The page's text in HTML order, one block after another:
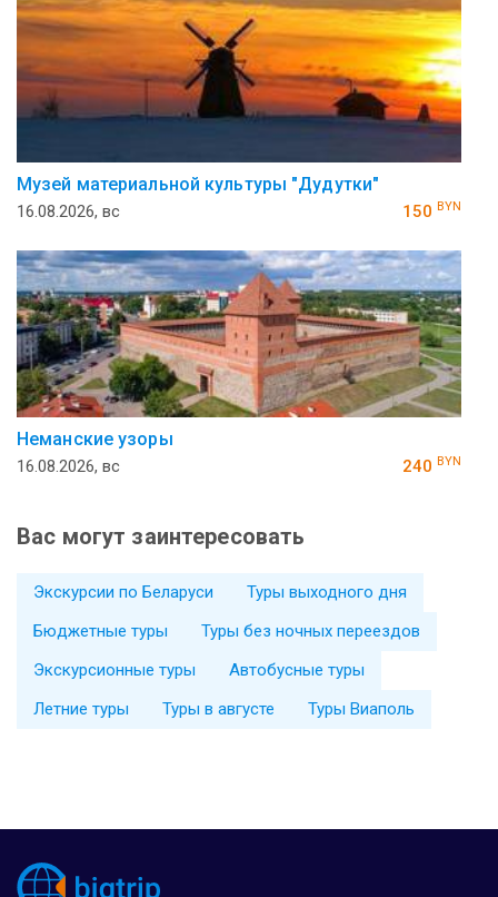
Музей ма­те­ри­аль­ной куль­ту­ры "Ду­дутки"
16.08.2026, вс 150 BYN
Неманские узоры
16.08.2026, вс 240 BYN
Вас могут заинтересовать
Экскурсии по Беларуси
Туры выходного дня
Бюджетные туры
Туры без ночных переездов
Экскурсионные туры
Автобусные туры
Летние туры
Туры в августе Туры Виаполь